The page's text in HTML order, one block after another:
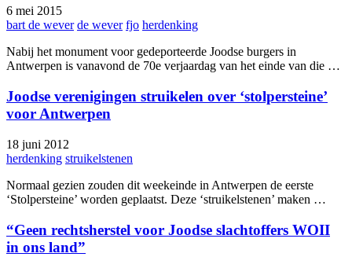
6 mei 2015
bart de wever de wever fjo herdenking
Nabij het monument voor gedeporteerde Joodse burgers in
Antwerpen is vanavond de 70e verjaardag van het einde van die …
Joodse verenigingen struikelen over ‘stolpersteine’
voor Antwerpen
18 juni 2012
herdenking struikelstenen
Normaal gezien zouden dit weekeinde in Antwerpen de eerste
‘Stolpersteine’ worden geplaatst. Deze ‘struikelstenen’ maken …
“Geen rechtsherstel voor Joodse slachtoffers WOII
in ons land”